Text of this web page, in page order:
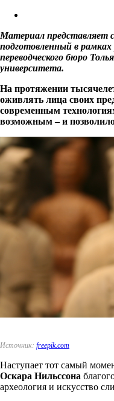
Материал представляет
подготовленный в
переводческого бюро
университета.
На протяжении
оживлять лица своих
современным
возможным – и позволило
Источник: freepik.com
Наступает тот самый
Оскара Нильссона
археология и искусство